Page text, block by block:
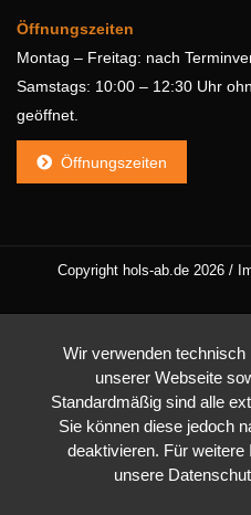
Öffnungszeiten
Montag – Freitag: nach
Samstags: 10:00 – 12:30 Uhr
geöffnet.
Öffnungszeiten
Copyright hols-ab.de 2026 /
Wir verwenden
unserer Webseite
Standardmäßig sind alle
Sie können diese jedoch
deaktivieren. Für
unsere